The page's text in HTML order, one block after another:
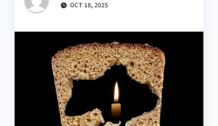
OCT 18, 2025